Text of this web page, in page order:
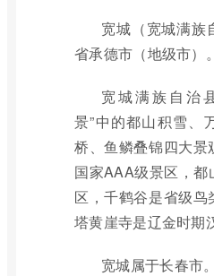
宽城（宽城满族
省承德市（地级市）。
宽城满族自治
景”中的都山积雪、
桥、鱼鳞叠锦四大景
国家AAA级景区，
区，千鹤谷是省级
塔黄崖寺是辽金时期
宽城属于长春市。